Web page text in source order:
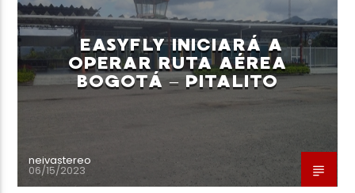
EASYFLY INICIARÁ A
OPERAR RUTA AÉREA
BOGOTÁ – PITALITO
neivastereo
06/15/2023